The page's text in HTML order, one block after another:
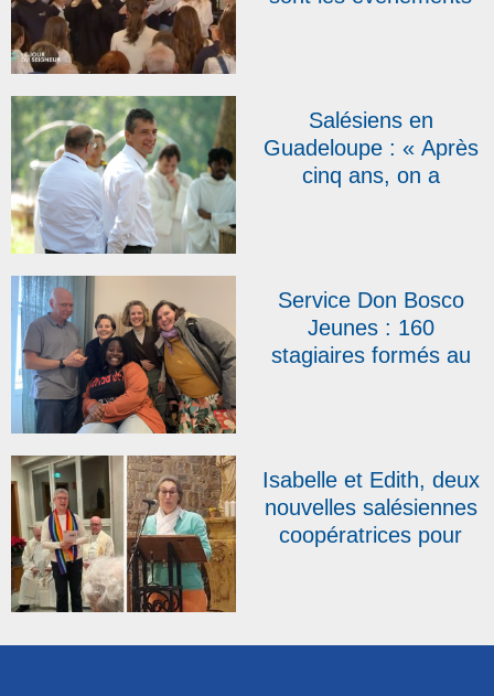
Salésiens en
Guadeloupe : « Après
cinq ans, on a
Emmanuel Petit
Service Don Bosco
Jeunes : 160
stagiaires formés au
Isabelle et Edith, deux
nouvelles salésiennes
coopératrices pour